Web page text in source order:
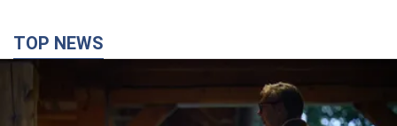
TOP NEWS